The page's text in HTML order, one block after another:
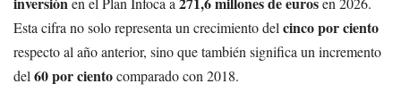
Esta cifra no solo representa un crecimiento del cinco por ciento
respecto al año anterior, sino que también significa un incremento
del 60 por cientocomparado con 2018.